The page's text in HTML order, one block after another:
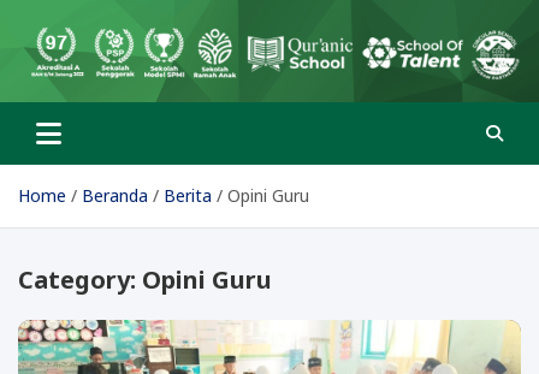
SD Aisyiyah Unggulan
Gemolong
Home Beranda Berita Opini Guru
Category: Opini Guru